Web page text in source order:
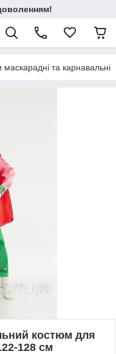
та карнавальні
костюм для
128 см